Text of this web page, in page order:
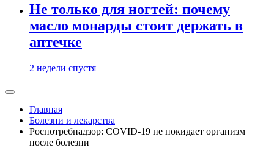
Не только для ногтей: почему
масло монарды стоит держать в
аптечке
2 недели спустя
Главная
Болезни и лекарства
Роспотребнадзор: COVID-19 не покидает организм
после болезни